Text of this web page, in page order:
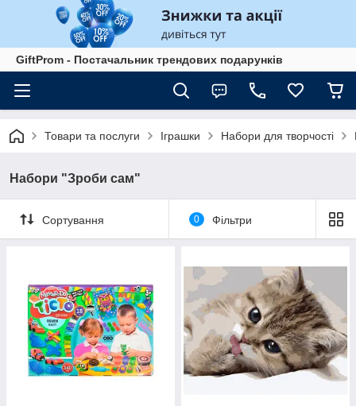
GiftProm - Постачальник трендових подарунків
Товари та послуги Іграшки Набори для творчості
Набори "Зроби сам"
Сортування 0 Фільтри